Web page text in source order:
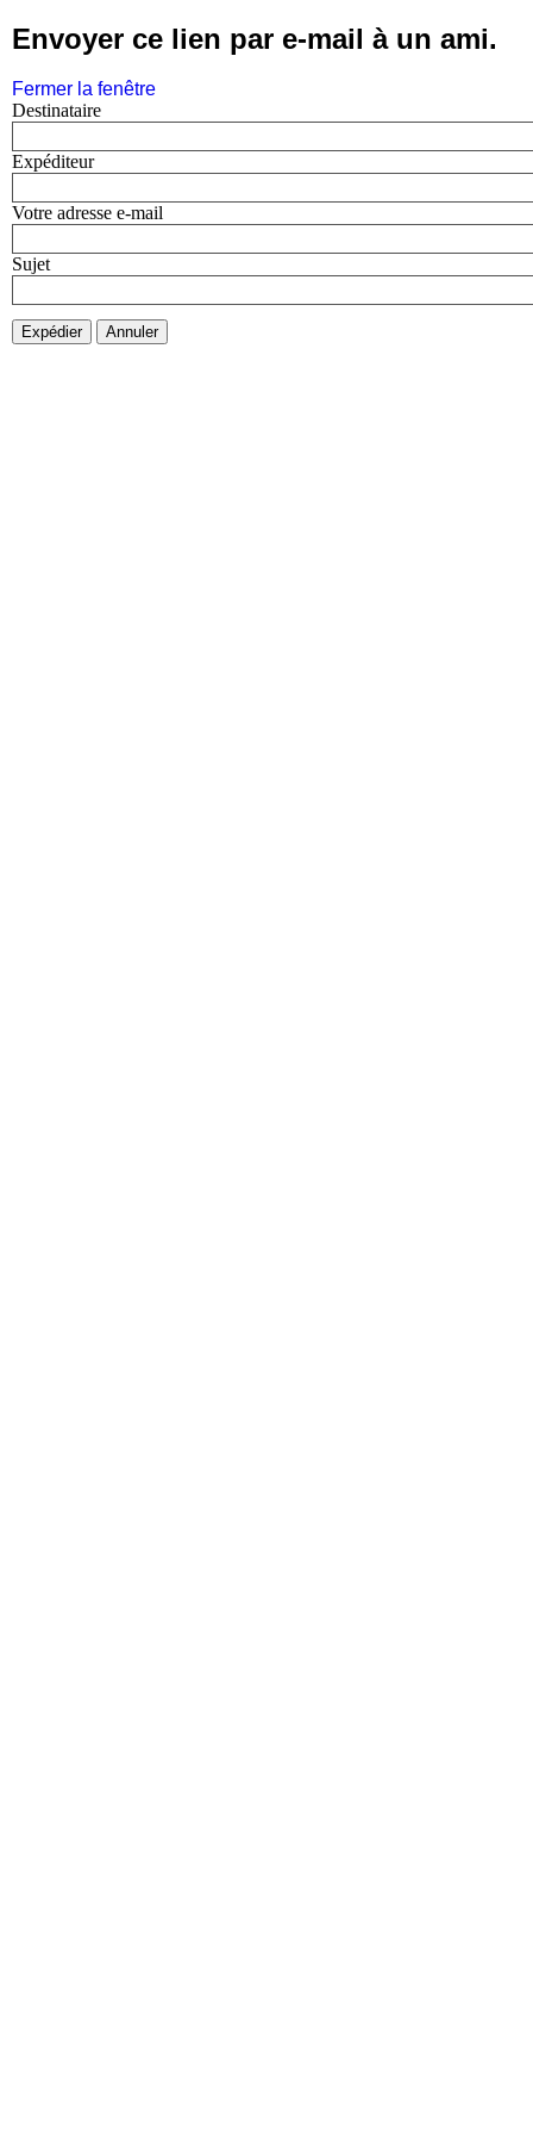
Envoyer ce lien par e-mail à un ami.
Fermer la fenêtre
Destinataire
Expéditeur
Votre adresse e-mail
Sujet
Expédier Annuler